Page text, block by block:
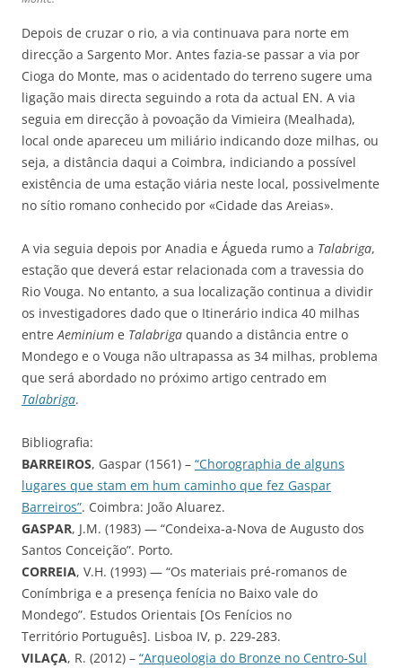
Depois de cruzar o rio, a via continuava para norte em
direcção a Sargento Mor. Antes fazia-se passar a via por
Cioga do Monte, mas o acidentado do terreno sugere uma
ligação mais directa seguindo a rota da actual EN. A via
seguia em direcção à povoação da Vimieira (Mealhada),
local onde apareceu um miliário indicando doze milhas, ou
seja, a distância daqui a Coimbra, indiciando a possível
existência de uma estação viária neste local, possivelmente
no sítio romano conhecido por «Cidade das Areias».
A via seguia depois por Anadia e Águeda rumo a Talabriga,
estação que deverá estar relacionada com a travessia do
Rio Vouga. No entanto, a sua localização continua a dividir
os investigadores dado que o Itinerário indica 40 milhas
entreAeminium e Talabriga quando a distância entre o
Mondego e o Vouga não ultrapassa as 34 milhas, problema
que será abordado no próximo artigo centrado em
Talabriga.
Bibliografia:
BARREIROS, Gaspar (1561) – “Chorographia de alguns
lugares que stam em hum caminho que fez Gaspar
Barreiros”. Coimbra: João Aluarez.
GASPAR, J.M. (1983) — “Condeixa‑a‑Nova de Augusto dos
Santos Conceição”. Porto.
CORREIA, V.H. (1993) — “Os materiais pré‑romanos de
Conímbriga e a presença fenícia no Baixo vale do
Mondego”. Estudos Orientais [Os Fenícios no
Território Português]. Lisboa IV, p. 229‑283.
VILAÇA, R. (2012) – “Arqueologia do Bronze no Centro-Sul